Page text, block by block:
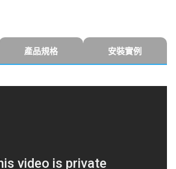
產品規格 安裝實例